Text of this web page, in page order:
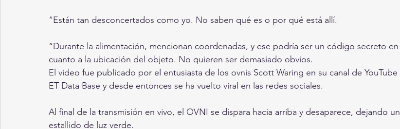
“Están tan desconcertados como yo. No saben qué es o por qué está allí.
“Durante la alimentación, mencionan coordenadas, y ese podría ser un código secreto en
cuanto a la ubicación del objeto. No quieren ser demasiado obvios.
El video fue publicado por el entusiasta de los ovnis Scott Waring en su canal de YouTube
ET Data Base y desde entonces se ha vuelto viral en las redes sociales.
Al final de la transmisión en vivo, el OVNI se dispara hacia arriba y desaparece, dejando un
estallido de luz verde.